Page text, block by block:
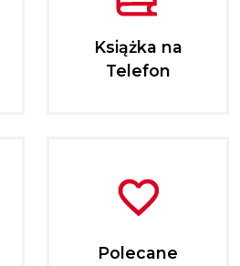
Książka na
Telefon
Polecane